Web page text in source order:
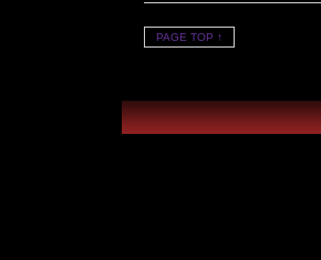
PAGE TOP ↑